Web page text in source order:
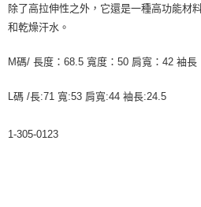
付款後7-11取貨
宅配
每筆NT$60
除了高拉伸性之外，它還是一種高功能材
和乾燥汗水。
M碼/ 長度：68.5 寬度：50 肩寬：42 袖長
L碼 /長:71 寬:53 肩寬:44 袖長:24.5
1-305-0123